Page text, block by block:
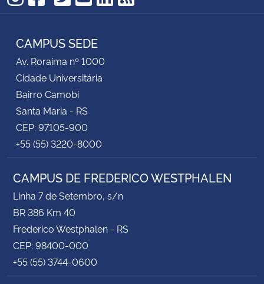
Instagram
Facebook
TikTok
Twitter
YouTube
LinkedIn
RSS
CAMPUS SEDE
Av. Roraima nº 1000
Cidade Universitária
Bairro Camobi
Santa Maria - RS
CEP: 97105-900
+55 (55) 3220-8000
CAMPUS DE FREDERICO WESTPHALEN
Linha 7 de Setembro, s/n
BR 386 Km 40
Frederico Westphalen - RS
CEP: 98400-000
+55 (55) 3744-0600